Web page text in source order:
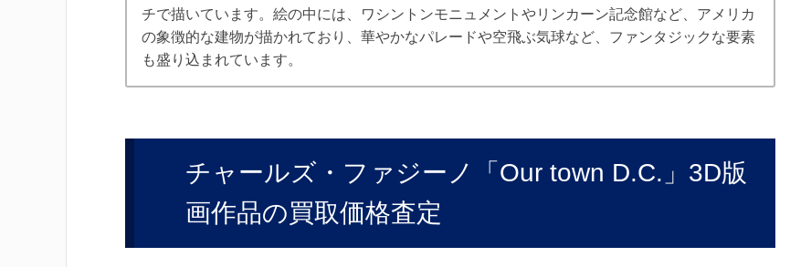
チで描いています。絵の中には、ワシントンモニュメントやリンカーン記念館など、アメリカ
の象徴的な建物が描かれており、華やかなパレードや空飛ぶ気球など、ファンタジックな要素
も盛り込まれています。
チャールズ・ファジーノ「Our town D.C.」3D版
画作品の買取価格査定